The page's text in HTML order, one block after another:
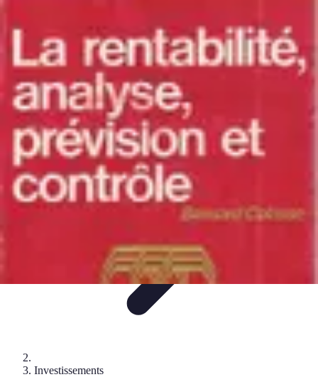
Épargne et Investissement
Éducation
FinancièreÉpargneInvestissementBourse
Expertises Financières
Investissements